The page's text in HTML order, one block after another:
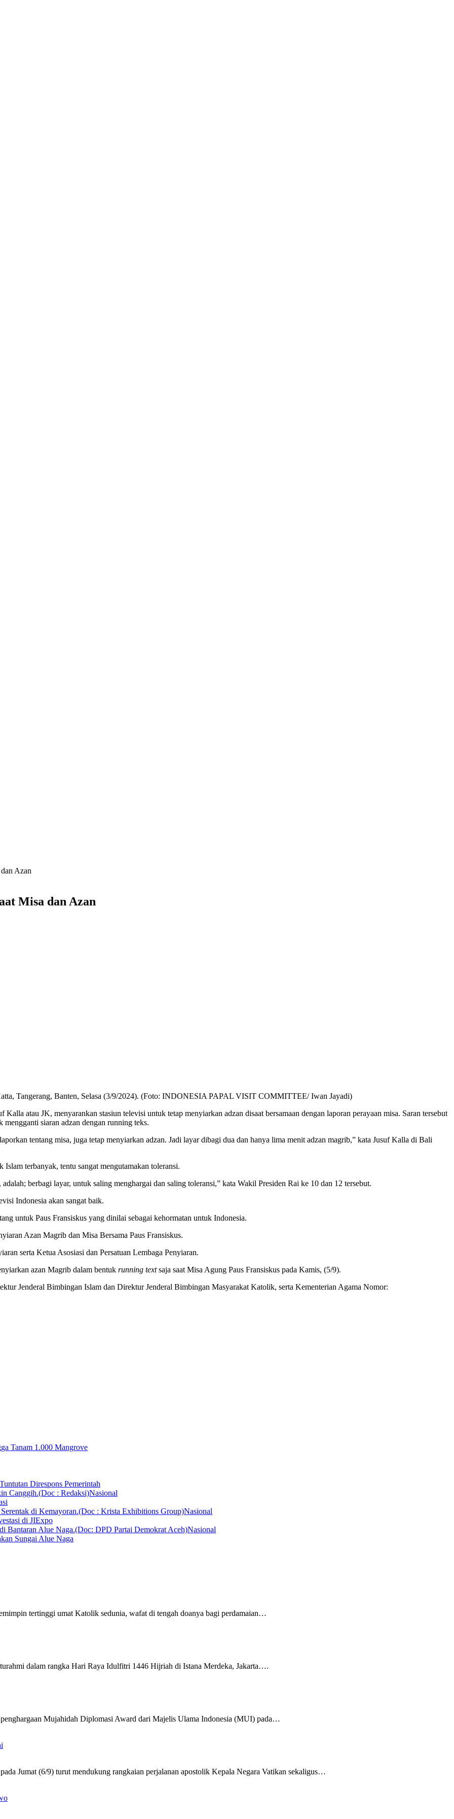
Azan
Misa dan Azan
Tangerang, Banten, Selasa (3/9/2024). (Foto: INDONESIA PAPAL VISIT COMMITTEE/ Iwan Jayadi)
atau JK, menyarankan stasiun televisi untuk tetap menyiarkan adzan disaat bersamaan dengan laporan perayaan misa. Saran tersebut
siaran adzan dengan running teks.
tentang misa, juga tetap menyiarkan adzan. Jadi layar dibagi dua dan hanya lima menit adzan magrib,” kata Jusuf Kalla di Bali
terbanyak, tentu sangat mengutamakan toleransi.
berbagi layar, untuk saling menghargai dan saling toleransi,” kata Wakil Presiden Rai ke 10 dan 12 tersebut.
Indonesia akan sangat baik.
untuk Paus Fransiskus yang dinilai sebagai kehormatan untuk Indonesia.
Azan Magrib dan Misa Bersama Paus Fransiskus.
serta Ketua Asosiasi dan Persatuan Lembaga Penyiaran.
azan Magrib dalam bentuk running textsaja saat Misa Agung Paus Fransiskus pada Kamis, (5/9).
Jenderal Bimbingan Islam dan Direktur Jenderal Bimbingan Masyarakat Katolik, serta Kementerian Agama Nomor:
Tanam 1.000 Mangrove
Direspons Pemerintah
Nasional
Nasional
di JIExpo
Nasional
Sungai Alue Naga
tertinggi umat Katolik sedunia, wafat di tengah doanya bagi perdamaian…
dalam rangka Hari Raya Idulfitri 1446 Hijriah di Istana Merdeka, Jakarta….
Mujahidah Diplomasi Award dari Majelis Ulama Indonesia (MUI) pada…
Jumat (6/9) turut mendukung rangkaian perjalanan apostolik Kepala Negara Vatikan sekaligus…